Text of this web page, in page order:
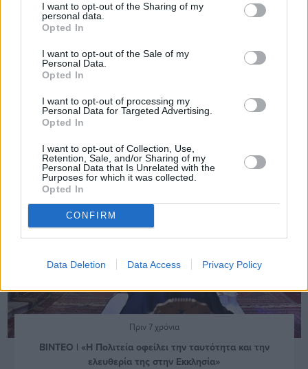
I want to opt-out of the Sharing of my
personal data.
Opted In
I want to opt-out of the Sale of my
Personal Data.
Opted In
I want to opt-out of processing my
Personal Data for Targeted Advertising.
Opted In
I want to opt-out of Collection, Use,
Retention, Sale, and/or Sharing of my
Personal Data that Is Unrelated with the
Purposes for which it was collected.
Opted In
CONFIRM
Data Deletion Data Access Privacy Policy
Τι ΕΝΦΙΑ πληρώνει η Μητρόπολη Χίου για τα ακίνητά της;
Πριν 7 χρόνια
ΒΙΝΤΕΟ | «Η Πολιτεία οφείλει την ταυτότητα και την
ελευθερία της στην Εκκλησία»